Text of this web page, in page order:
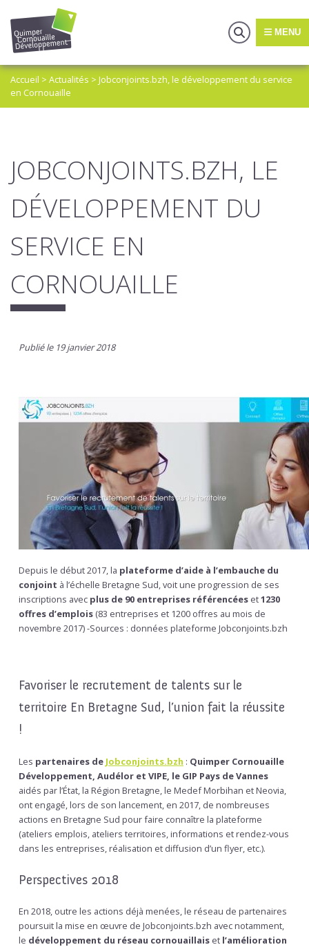
MENU
Accueil > Actualités > Jobconjoints.bzh, le développement du service
en Cornouaille
JOBCONJOINTS.BZH, LE
DÉVELOPPEMENT DU
SERVICE EN
CORNOUAILLE
Publié le 19 janvier 2018
Depuis le début 2017, la plateforme d’aide à l’embauche du
conjoint à l’échelle Bretagne Sud, voit une progression de ses
inscriptions avec plus de 90 entreprises référencées et1230
offres d’emplois (83 entreprises et 1200 offres au mois de
novembre 2017) -Sources : données plateforme Jobconjoints.bzh
Favoriser le recrutement de talents sur le
territoire En Bretagne Sud, l’union fait la réussite
!
Les partenaires de Jobconjoints.bzh : Quimper Cornouaille
Développement, Audélor et VIPE, le GIP Pays de Vannes
aidés par l’État, la Région Bretagne, le Medef Morbihan et Neovia,
ont engagé, lors de son lancement, en 2017, de nombreuses
actions en Bretagne Sud pour faire connaître la plateforme
(ateliers emplois, ateliers territoires, informations et rendez-vous
dans les entreprises, réalisation et diffusion d’un flyer, etc.).
Perspectives 2018
En 2018, outre les actions déjà menées, le réseau de partenaires
poursuit la mise en œuvre de Jobconjoints.bzh avec notamment,
le développement du réseau cornouaillais et l’amélioration